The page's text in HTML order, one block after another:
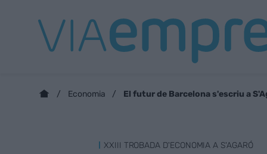
Economia El futur de Barcelona s'escriu a
XXIII TROBADA D'ECONOMIA A S'AGARÓ